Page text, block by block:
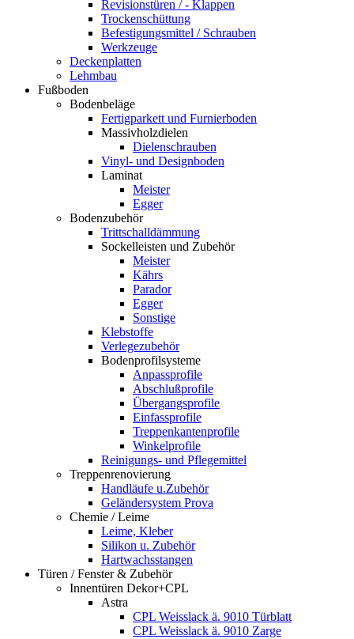
Revisionstüren / - Klappen
Trockenschüttung
Befestigungsmittel / Schrauben
Werkzeuge
Deckenplatten
Lehmbau
Fußboden
Bodenbeläge
Fertigparkett und Furnierboden
Massivholzdielen
Dielenschrauben
Vinyl- und Designboden
Laminat
Meister
Egger
Bodenzubehör
Trittschalldämmung
Sockelleisten und Zubehör
Meister
Kährs
Parador
Egger
Sonstige
Klebstoffe
Verlegezubehör
Bodenprofilsysteme
Anpassprofile
Abschlußprofile
Übergangsprofile
Einfassprofile
Treppenkantenprofile
Winkelprofile
Reinigungs- und Pflegemittel
Treppenrenovierung
Handläufe u.Zubehör
Geländersystem Prova
Chemie / Leime
Leime, Kleber
Silikon u. Zubehör
Hartwachsstangen
Türen / Fenster & Zubehör
Innentüren Dekor+CPL
Astra
CPL Weisslack ä. 9010 Türblatt
CPL Weisslack ä. 9010 Zarge